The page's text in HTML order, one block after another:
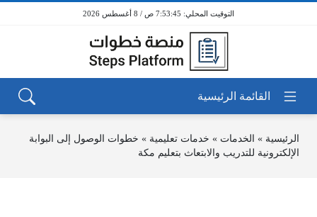
7:53:45 ص / 8 أغسطس 2026
الرئيسية » الخدمات » خدمات تعليمية » خطوات الوصول إلى البوابة
الإلكترونية للتدريب والابتعاث بتعليم مكة